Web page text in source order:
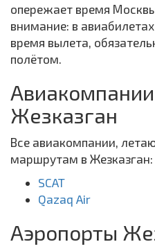
опережает время
внимание: в
время вылета,
полётом.
Жезказган
Все авиакомпании,
маршрутам в Жезказган:
SCAT
Qazaq Air
Аэропорты